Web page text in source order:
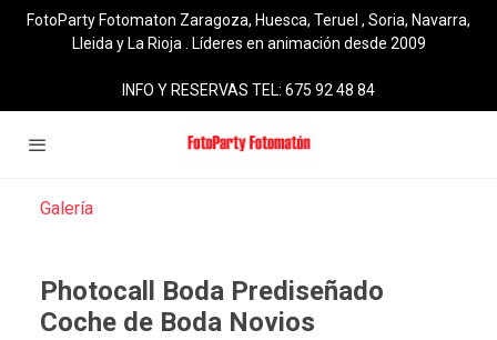
FotoParty Fotomaton Zaragoza, Huesca, Teruel , Soria, Navarra,
Lleida y La Rioja . Líderes en animación desde 2009
INFO Y RESERVAS TEL: 675 92 48 84
Galería
Photocall Boda Prediseñado
Coche de Boda Novios